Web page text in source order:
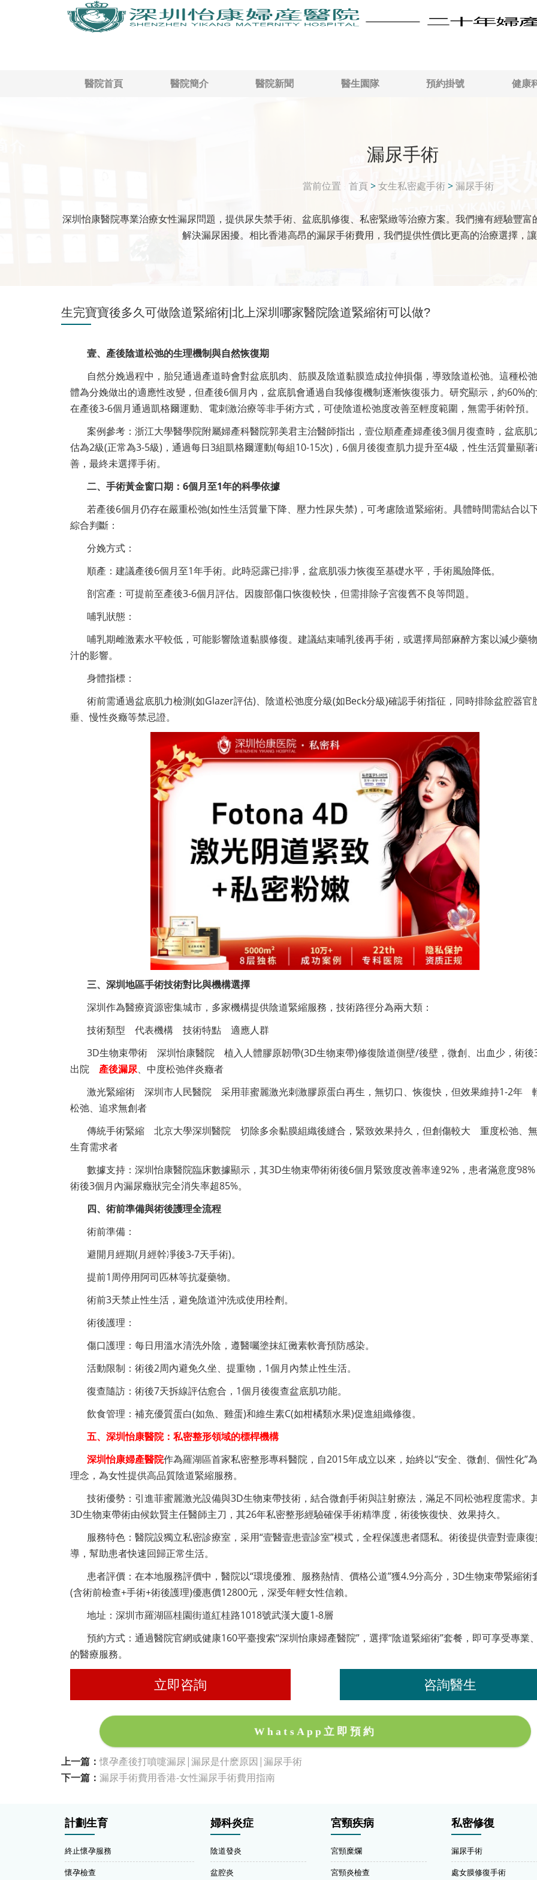
醫院首頁 醫院簡介 醫院新聞 醫生園隊 預約掛號 健康
漏尿手術
當前位置 首頁 >女生私密處手術>漏尿手術
深圳怡康醫院專業治療女性漏尿問題，提供尿失禁手術、盆底肌修復、私密緊緻等治療方案。我們擁有經驗豐
解決漏尿困擾。相比香港高昂的漏尿手術費用，我們提供性價比更高的治療選擇，讓
生完寶寶後多久可做陰道緊縮術|北上深圳哪家醫院陰道緊縮術可以做?
壹、產後陰道松弛的生理機制與自然恢復期
自然分娩過程中，胎兒通過產道時會對盆底肌肉、筋膜及陰道黏膜造成拉伸損傷，導致陰道松弛。這種松
體為分娩做出的適應性改變，但產後6個月內，盆底肌會通過自我修復機制逐漸恢復張力。研究顯示，約60%
在產後3-6個月通過凱格爾運動、電刺激治療等非手術方式，可使陰道松弛度改善至輕度範圍，無需手術幹預。
案例參考：浙江大學醫學院附屬婦產科醫院郭美君主治醫師指出，壹位順產產婦產後3個月復查時，盆底肌
估為2級(正常為3-5級)，通過每日3組凱格爾運動(每組10-15次)，6個月後復查肌力提升至4級，性生活質量顯著
善，最終未選擇手術。
二、手術黃金窗口期：6個月至1年的科學依據
若產後6個月仍存在嚴重松弛(如性生活質量下降、壓力性尿失禁)，可考慮陰道緊縮術。具體時間需結合以
綜合判斷：
分娩方式：
順產：建議產後6個月至1年手術。此時惡露已排凈，盆底肌張力恢復至基礎水平，手術風險降低。
剖宮產：可提前至產後3-6個月評估。因腹部傷口恢復較快，但需排除子宮復舊不良等問題。
哺乳狀態：
哺乳期雌激素水平較低，可能影響陰道黏膜修復。建議結束哺乳後再手術，或選擇局部麻醉方案以減少藥
汁的影響。
身體指標：
術前需通過盆底肌力檢測(如Glazer評估)、陰道松弛度分級(如Beck分級)確認手術指征，同時排除盆腔器官
垂、慢性炎癥等禁忌證。
三、深圳地區手術技術對比與機構選擇
深圳作為醫療資源密集城市，多家機構提供陰道緊縮服務，技術路徑分為兩大類：
技術類型 代表機構 技術特點 適應人群
3D生物束帶術 深圳怡康醫院 植入人體膠原韌帶(3D生物束帶)修復陰道側壁/後壁，微創、出血少，術後
出院 產後漏尿、中度松弛伴炎癥者
激光緊縮術 深圳市人民醫院 采用菲蜜麗激光刺激膠原蛋白再生，無切口、恢復快，但效果維持1-2年
松弛、追求無創者
傳統手術緊縮 北京大學深圳醫院 切除多余黏膜組織後縫合，緊致效果持久，但創傷較大 重度松弛、
生育需求者
數據支持：深圳怡康醫院臨床數據顯示，其3D生物束帶術術後6個月緊致度改善率達92%，患者滿意度98%
術後3個月內漏尿癥狀完全消失率超85%。
四、術前準備與術後護理全流程
術前準備：
避開月經期(月經幹凈後3-7天手術)。
提前1周停用阿司匹林等抗凝藥物。
術前3天禁止性生活，避免陰道沖洗或使用栓劑。
術後護理：
傷口護理：每日用溫水清洗外陰，遵醫囑塗抹紅黴素軟膏預防感染。
活動限制：術後2周內避免久坐、提重物，1個月內禁止性生活。
復查隨訪：術後7天拆線評估愈合，1個月後復查盆底肌功能。
飲食管理：補充優質蛋白(如魚、雞蛋)和維生素C(如柑橘類水果)促進組織修復。
五、深圳怡康醫院：私密整形領域的標桿機構
深圳怡康婦產醫院作為羅湖區首家私密整形專科醫院，自2015年成立以來，始終以“安全、微創、個性化”
理念，為女性提供高品質陰道緊縮服務。
技術優勢：引進菲蜜麗激光設備與3D生物束帶技術，結合微創手術與註射療法，滿足不同松弛程度需求。
3D生物束帶術由候欽賢主任醫師主刀，其26年私密整形經驗確保手術精準度，術後恢復快、效果持久。
服務特色：醫院設獨立私密診療室，采用“壹醫壹患壹診室”模式，全程保護患者隱私。術後提供壹對壹康復
導，幫助患者快速回歸正常生活。
患者評價：在本地服務評價中，醫院以“環境優雅、服務熱情、價格公道”獲4.9分高分，3D生物束帶緊縮術
(含術前檢查+手術+術後護理)優惠價12800元，深受年輕女性信賴。
地址：深圳市羅湖區桂園街道紅桂路1018號武漢大廈1-8層
預約方式：通過醫院官網或健康160平臺搜索“深圳怡康婦產醫院”，選擇“陰道緊縮術”套餐，即可享受專業
的醫療服務。
立即咨詢 咨詢醫生
WhatsApp立即預約
上一篇：懷孕產後打噴嚏漏尿|漏尿是什麽原因|漏尿手術
下一篇： 漏尿手術費用香港-女性漏尿手術費用指南
計劃生育
終止懷孕服務
懷孕檢查
婦科炎症
陰道發炎
盆腔炎
宮頸疾病
宮頸糜爛
宮頸炎檢查
私密修復
漏尿手術
處女膜修復手術